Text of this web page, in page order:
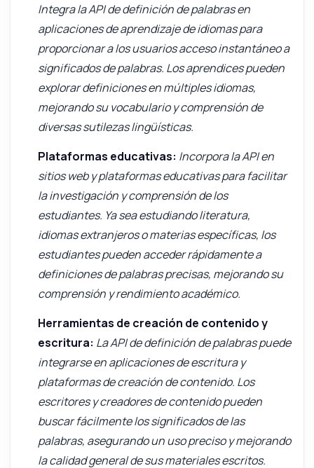
Integra la API de definición de palabras en
aplicaciones de aprendizaje de idiomas para
proporcionar a los usuarios acceso instantáneo a
significados de palabras. Los aprendices pueden
explorar definiciones en múltiples idiomas,
mejorando su vocabulario y comprensión de
diversas sutilezas lingüísticas.
Plataformas educativas: Incorpora la API en
sitios web y plataformas educativas para facilitar
la investigación y comprensión de los
estudiantes. Ya sea estudiando literatura,
idiomas extranjeros o materias específicas, los
estudiantes pueden acceder rápidamente a
definiciones de palabras precisas, mejorando su
comprensión y rendimiento académico.
Herramientas de creación de contenido y
escritura: La API de definición de palabras puede
integrarse en aplicaciones de escritura y
plataformas de creación de contenido. Los
escritores y creadores de contenido pueden
buscar fácilmente los significados de las
palabras, asegurando un uso preciso y mejorando
la calidad general de sus materiales escritos.